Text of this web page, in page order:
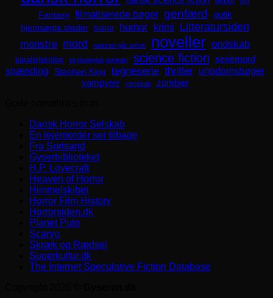
Fantasy filmatiserede bøger genfærd
gotik
hjemsøgte steder
horror humor krimi Litteratursiden
monstre mord naturen går amok noveller ondskab
parallelverden psykologisk portræt science fiction seriemord
spænding Stephen King tegneserie thriller ungdomsbøger
vampyrer venskab
zombier
Dansk Horror Selskab
En lejemorder ser tilbage
Fra Sortsand
Gyserbiblioteket
H.P. Lovecraft
Heaven of Horror
Himmelskibet
Horror Film History
Horrorsiden.dk
Planet Pulp
Scaryo
Skræk og Rædsel
Superkultur.dk
The Internet Speculative Fiction Database